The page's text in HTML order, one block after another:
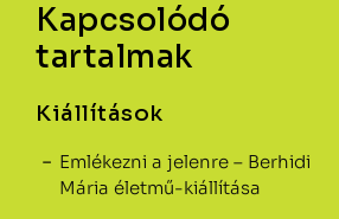
Kapcsolódó
tartalmak
Kiállítások
Emlékezni a jelenre – Berhidi
Mária életmű-kiállítása